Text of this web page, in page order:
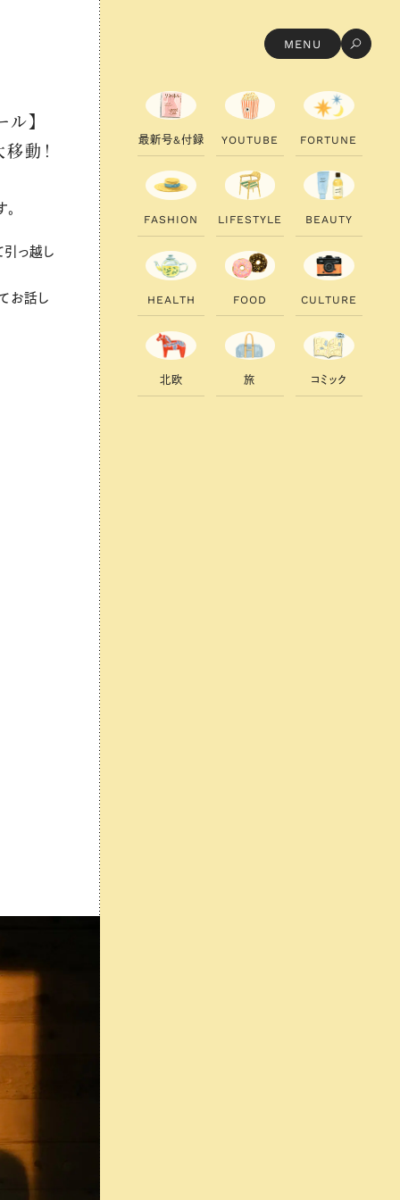
MENU
】
動！
っ越し
お話し
最新号&付録 YOUTU B E FORTU N E
FAS H ION LI FESTYLE B EAUTY
H EALTH FOOD CU LTU RE
北欧 旅 コ ミ ック